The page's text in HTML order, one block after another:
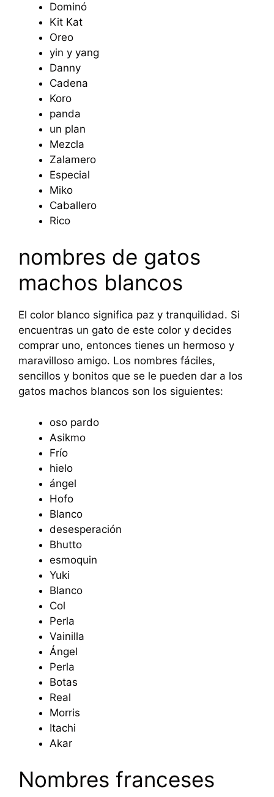
Dominó
Kit Kat
Oreo
yin y yang
Danny
Cadena
Koro
panda
un plan
Mezcla
Zalamero
Especial
Miko
Caballero
Rico
nombres de gatos
machos blancos
El color blanco significa paz y tranquilidad. Si
encuentras un gato de este color y decides
comprar uno, entonces tienes un hermoso y
maravilloso amigo. Los nombres fáciles,
sencillos y bonitos que se le pueden dar a los
gatos machos blancos son los siguientes:
oso pardo
Asikmo
Frío
hielo
ángel
Hofo
Blanco
desesperación
Bhutto
esmoquin
Yuki
Blanco
Col
Perla
Vainilla
Ángel
Perla
Botas
Real
Morris
Itachi
Akar
Nombres franceses